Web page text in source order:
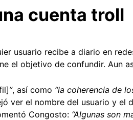
cuenta troll
usuario recibe a diario en
el objetivo de confundir. Aun
”, así como “la coherencia de
ver el nombre del usuario y el
Congosto: “Algunas son